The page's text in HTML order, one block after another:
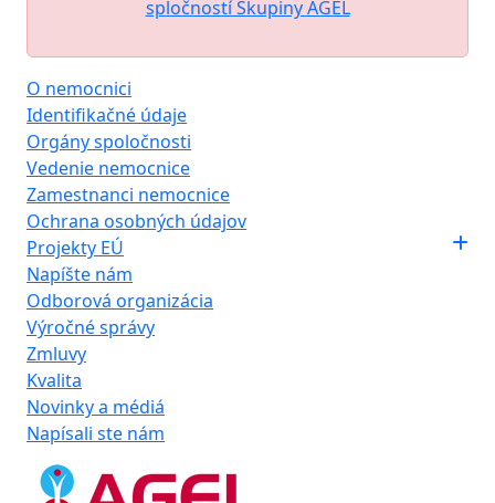
spločností Skupiny AGEL
O nemocnici
Identifikačné údaje
Orgány spoločnosti
Vedenie nemocnice
Zamestnanci nemocnice
Ochrana osobných údajov
Projekty EÚ
Napíšte nám
Odborová organizácia
Výročné správy
Zmluvy
Kvalita
Novinky a médiá
Napísali ste nám